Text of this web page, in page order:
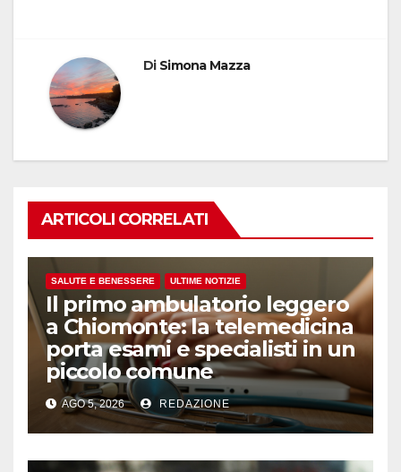
Di Simona Mazza
ARTICOLI CORRELATI
SALUTE E BENESSERE ULTIME NOTIZIE
Il primo ambulatorio leggero
a Chiomonte: la telemedicina
porta esami e specialisti in un
piccolo comune
AGO 5, 2026 REDAZIONE